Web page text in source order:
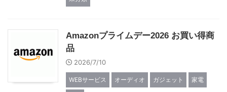
Amazonプライムデー2026 お買い得商
品
2026/7/10
WEBサービス オーディオ ガジェット 家電